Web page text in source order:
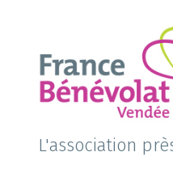
L'association